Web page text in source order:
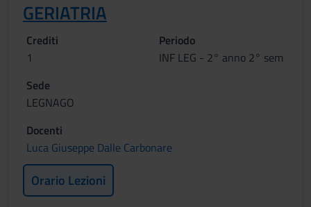
GERIATRIA
Crediti
1
Periodo
INF LEG - 2° anno 2° sem
Sede
LEGNAGO
Docenti
Luca Giuseppe Dalle Carbonare
Orario Lezioni